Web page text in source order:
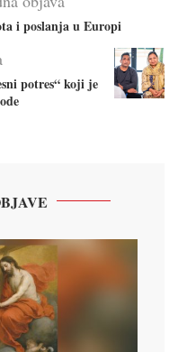
i poslanja u Europi
potres“ koji je